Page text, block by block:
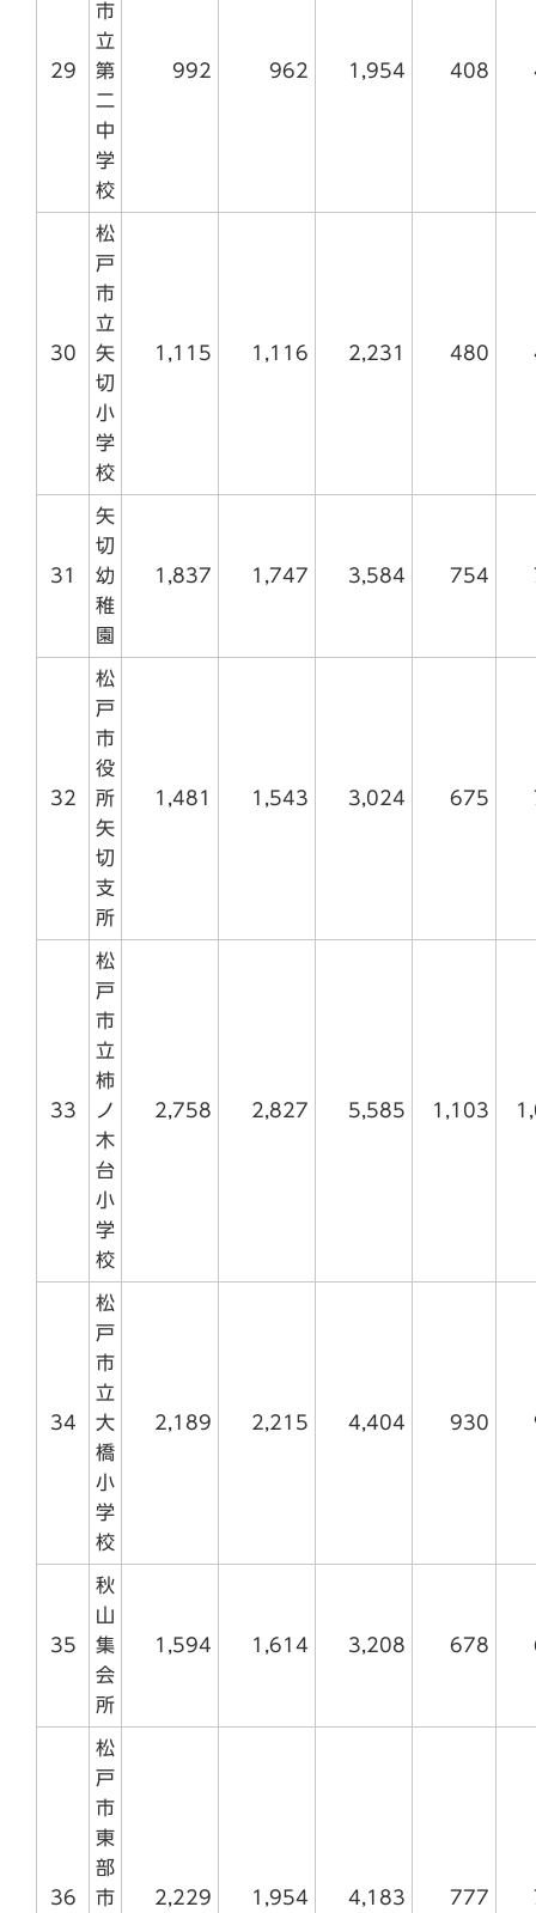
29
市
立
第
二
中
学
校
992 962 1,954 408
30
松
戸
市
立
矢
切
小
学
校
1,115 1,116 2,231 480
31
矢
切
幼
稚
園
1,837 1,747 3,584 754
32
松
戸
市
役
所
矢
切
支
所
1,481 1,543 3,024 675
33
松
戸
市
立
柿
ノ
木
台
小
学
校
2,758 2,827 5,585 1,103
34
松
戸
市
立
大
橋
小
学
校
2,189 2,215 4,404 930
35
秋
山
集
会
所
1,594 1,614 3,208 678
36
松
戸
市
東
部
市
2,229 1,954 4,183 777